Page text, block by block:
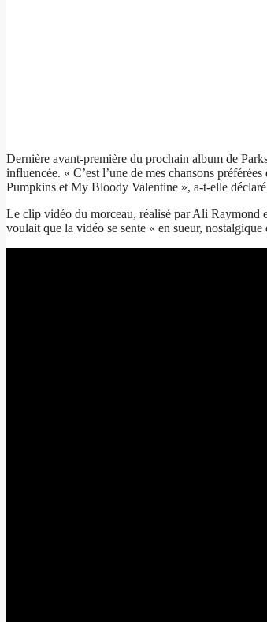
Dernière avant-première du prochain album de
influencée. « C’est l’une de mes chansons
Pumpkins et My Bloody Valentine », a-t-elle
Le clip vidéo du morceau, réalisé par Ali Raymond
voulait que la vidéo se sente « en sueur,